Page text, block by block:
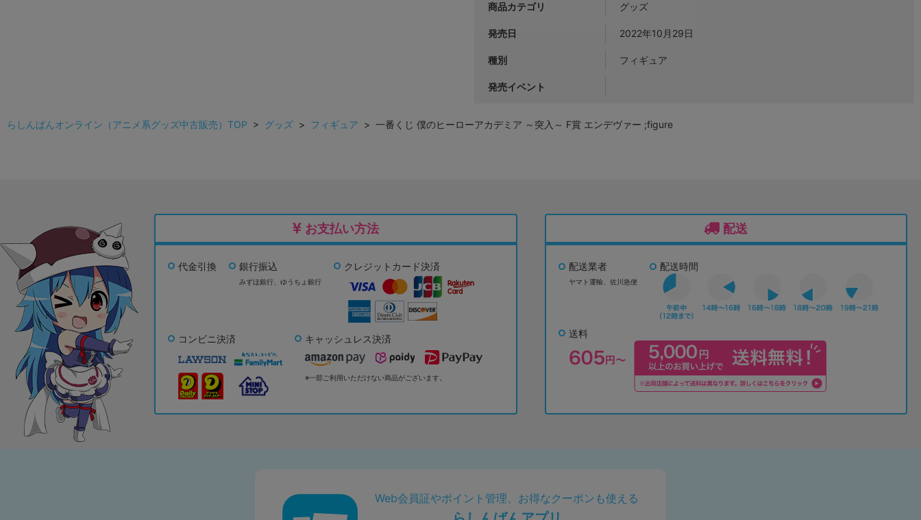
商品カテゴリ グッズ
発売日 2022年10月29日
種別 フィギュア
発売イベント
らしんばんオンライン（アニメ系グッズ中古販売）TOP > グッズ > フィギュア > 一番くじ 僕のヒーローアカデミア ～突入～ F賞 エンデヴァー ;figure
お支払い方法
代金引換 銀行振込
みずほ銀行、 ゆうちょ銀行
クレジットカード決済
コンビニ決済 キャッシュレス決済
※一部ご利用いただけない商品がございます。
配送
配送業者
ヤマト運輸、佐川急便
配送時間
送料
Web会員証やポイント管理、お得なクーポンも使える